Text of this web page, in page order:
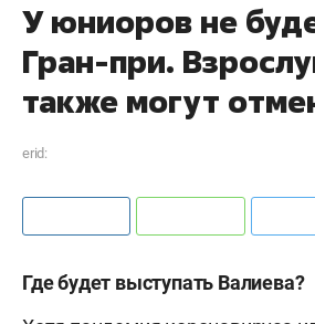
У юниоров не
Гран-при.
также могут
erid:
Где будет выступать Валиева?